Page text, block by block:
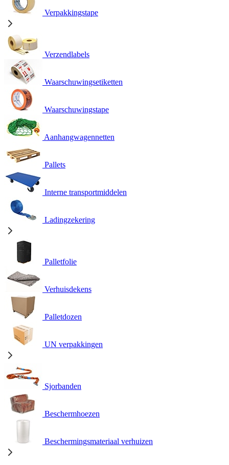
Verpakkingstape
Verzendlabels
Waarschuwingsetiketten
Waarschuwingstape
Aanhangwagennetten
Pallets
Interne transportmiddelen
Ladingzekering
Palletfolie
Verhuisdekens
Palletdozen
UN verpakkingen
Sjorbanden
Beschermhoezen
Beschermingsmateriaal verhuizen